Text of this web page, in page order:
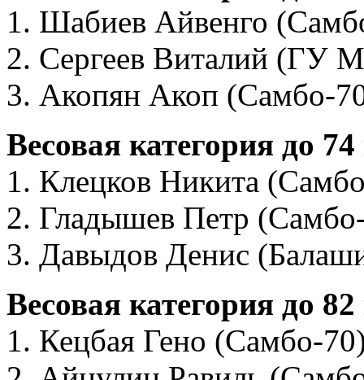
1. Шабиев Айвенго
2. Сергеев Виталий (ГУ
3. Акопян Акоп (Самбо-
Весовая категория до 74
1. Клецков Никита
2. Гладышев Петр
3. Давыдов Денис
Весовая категория до 82
1. Кецбая Гено (Самбо-